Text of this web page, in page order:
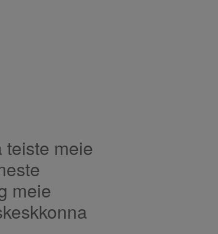
teiste meie
meie